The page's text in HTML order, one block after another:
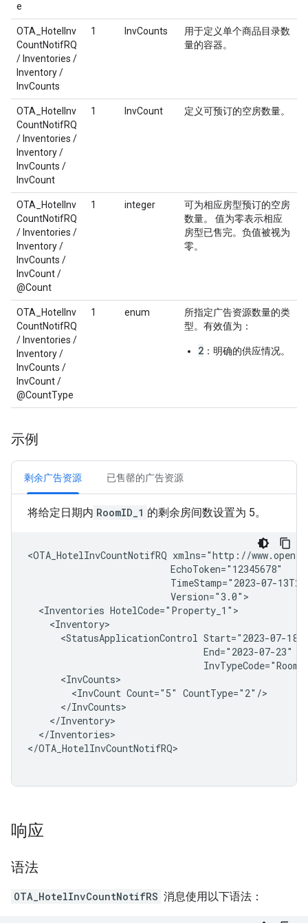
e
OTA_HotelInv
CountNotifRQ
/ Inventories /
Inventory /
InvCounts
1 InvCounts
用于定义单个商品目录数
量的容器。
OTA_HotelInv
CountNotifRQ
/ Inventories /
Inventory /
InvCounts /
InvCount
1 InvCount 定义可预订的空房数量。
OTA_HotelInv
CountNotifRQ
/ Inventories /
Inventory /
InvCounts /
InvCount /
@Count
1 integer
可为相应房型预订的空房
数量。 值为零表示相应
房型已售完。负值被视为
零。
OTA_HotelInv
CountNotifRQ
/ Inventories /
Inventory /
InvCounts /
InvCount /
@CountType
1 enum
所指定广告资源数量的类
型。有效值为：
2 ：明确的供应情况。
示例
剩余广告资源 已售罄的广告资源
将给定日期内 RoomID_1 的剩余房间数设置为 5。
<OTA_HotelInvCountNotifRQ
<Inventories
<StatusApplicationControl
<InvCount Count="5"
</Inventories>
</OTA_HotelInvCountNotifRQ>
响应
语法
OTA_HotelInvCountNotifRS 消息使用以下语法：